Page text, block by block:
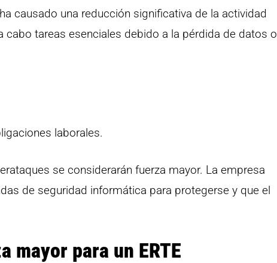
causado una reducción significativa de la actividad
cabo tareas esenciales debido a la pérdida de datos o
laborales.
se considerarán fuerza mayor. La empresa
de seguridad informática para protegerse y que el
mayor para un ERTE